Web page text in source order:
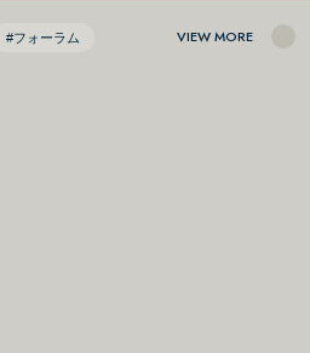
#フォーラム VIEW MORE